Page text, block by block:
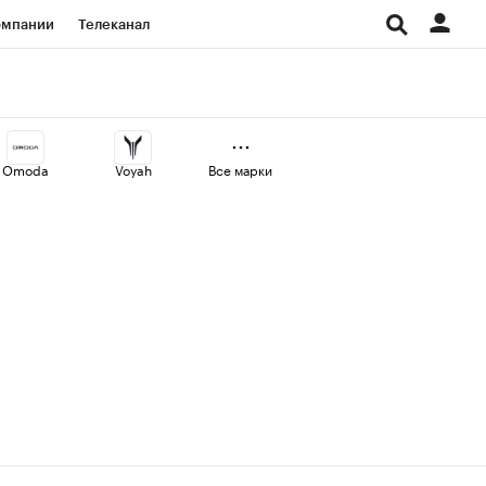
Телеканал
Проверка контрагентов
Omoda Voyah Все марки